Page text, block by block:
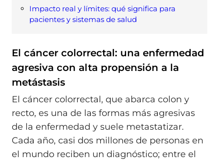
Impacto real y límites: qué significa para
pacientes y sistemas de salud
El cáncer colorrectal: una enfermedad
agresiva con alta propensión a la
metástasis
El cáncer colorrectal, que abarca colon y
recto, es una de las formas más agresivas
de la enfermedad y suele metastatizar.
Cada año, casi dos millones de personas en
el mundo reciben un diagnóstico; entre el